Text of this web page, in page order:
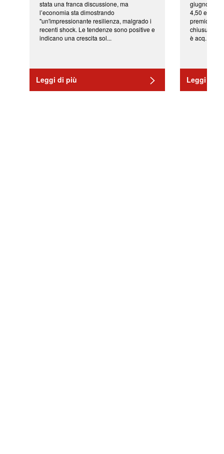
stata una franca discussione, ma
l’economia sta dimostrando
"un'impressionante resilienza, malgrado i
recenti shock. Le tendenze sono positive e
indicano una crescita sol...
Leggi di più
giugno da
4,50 euro
premio di
chiusura
è acq...
Leggi di